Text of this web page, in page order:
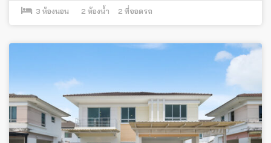
3 ห้องนอน 2 ห้องน้ำ 2 ที่จอดรถ